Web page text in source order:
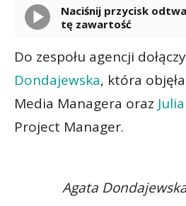
Naciśnij przycisk odtwarzania, aby odsłuchać
tę zawartość
Do zespołu agencji
Dondajewska, która
Media Managera oraz
Project Manager.
Agata